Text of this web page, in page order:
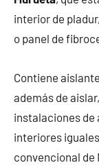
interior de
o panel de
Contiene
además de
instalaciones de
interiores
convencional de